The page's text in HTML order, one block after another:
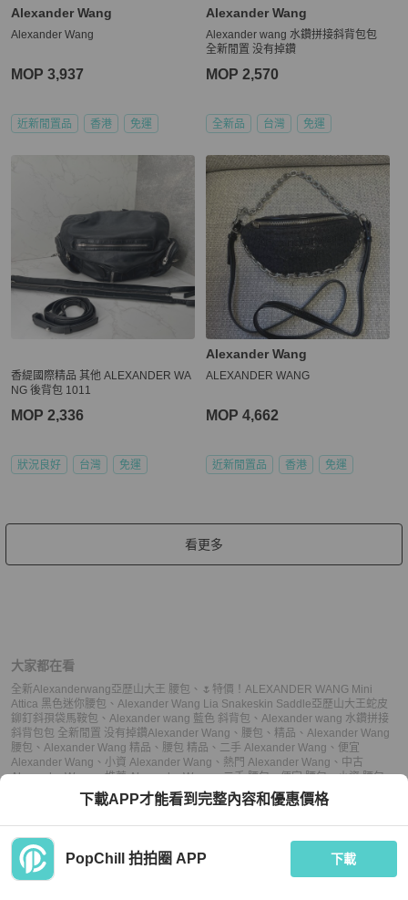
Alexander Wang
Alexander Wang
MOP 3,937
近新閒置品 香港 免運
Alexander Wang
Alexander wang 水鑽拼接斜背包包
全新閒置 没有掉鑽
MOP 2,570
全新品 台灣 免運
香緹國際精品 其他 ALEXANDER WA
NG 後背包 1011
MOP 2,336
狀況良好 台灣 免運
Alexander Wang
ALEXANDER WANG
MOP 4,662
近新閒置品 香港 免運
看更多
大家都在看
全新Alexanderwang亞歷山大王 腰包 、 🌷特價！ALEXANDER WANG Mini
Attica 黑色迷你腰包 、 Alexander Wang Lia Snakeskin Saddle亞歷山大王蛇皮
鉚釘斜孭袋馬鞍包 、 Alexander wang 藍色 斜背包 、 Alexander wang 水鑽拼接
斜背包包 全新閒置 没有掉鑽 Alexander Wang 、 腰包 、 精品 、 Alexander Wang
腰包 、 Alexander Wang 精品 、 腰包 精品 、 二手 Alexander Wang 、 便宜
Alexander Wang 、 小資 Alexander Wang 、 熱門 Alexander Wang 、 中古
Alexander Wang、推薦 Alexander Wang、二手 腰包、便宜 腰包、小資 腰包、
中古 腰包、推薦 腰包、二手 精品 、 便宜 精品、小資 精品
、 推薦 精品
下載APP才能看到完整內容和優惠價格
PopChill 拍拍圈 APP 下載